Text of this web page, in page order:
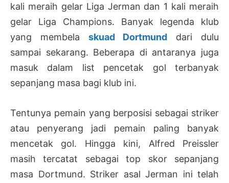
kali meraih gelar Liga Jerman dan 1 kali meraih
gelar Liga Champions. Banyak legenda klub
yang membela skuad Dortmund dari dulu
sampai sekarang. Beberapa di antaranya juga
masuk dalam list pencetak gol terbanyak
sepanjang masa bagi klub ini.
Tentunya pemain yang berposisi sebagai striker
atau penyerang jadi pemain paling banyak
mencetak gol. Hingga kini, Alfred Preissler
masih tercatat sebagai top skor sepanjang
masa Dortmund. Striker asal Jerman ini telah